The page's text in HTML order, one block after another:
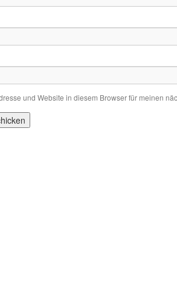
und Website in diesem Browser für meinen